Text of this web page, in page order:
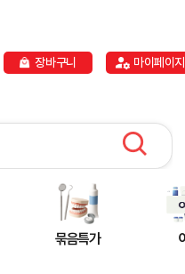
장바구니 마이페이지
묶음특가